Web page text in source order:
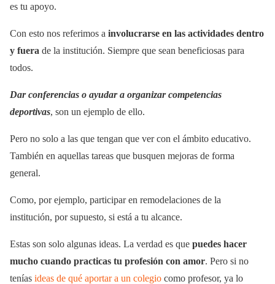
es tu apoyo.
Con esto nos referimos a involucrarse en las actividades dentro
y fuera de la institución. Siempre que sean beneficiosas para
todos.
Dar conferencias o ayudar a organizar competencias
deportivas, son un ejemplo de ello.
Pero no solo a las que tengan que ver con el ámbito educativo.
También en aquellas tareas que busquen mejoras de forma
general.
Como, por ejemplo, participar en remodelaciones de la
institución, por supuesto, si está a tu alcance.
Estas son solo algunas ideas. La verdad es que puedes hacer
mucho cuando practicas tu profesión con amor. Pero si no
tenías ideas de qué aportar a un colegio como profesor, ya lo